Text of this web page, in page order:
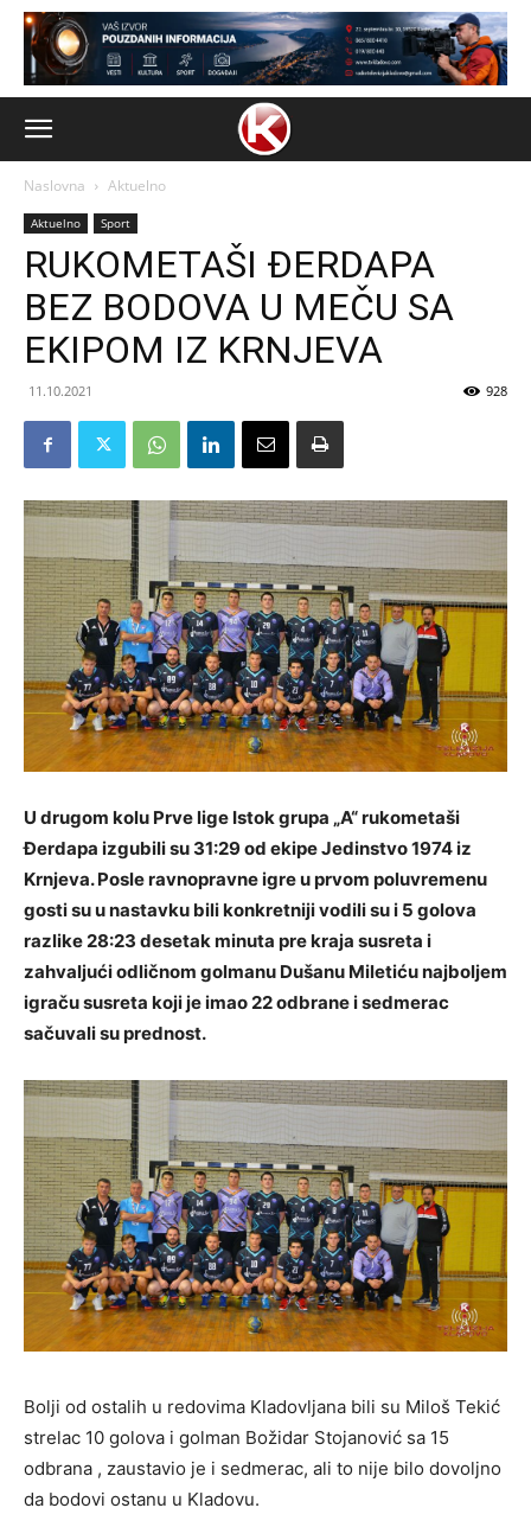
Naslovna Aktuelno
Aktuelno Sport
RUKOMETAŠI ĐERDAPA
BEZ BODOVA U MEČU SA
EKIPOM IZ KRNJEVA
11.10.2021 928
U drugom kolu Prve lige Istok grupa „A“ rukometaši
Đerdapa izgubili su 31:29 od ekipe Jedinstvo 1974 iz
Krnjeva. Posle ravnopravne igre u prvom poluvremenu
gosti su u nastavku bili konkretniji vodili su i 5 golova
razlike 28:23 desetak minuta pre kraja susreta i
zahvaljući odličnom golmanu Dušanu Miletiću najboljem
igraču susreta koji je imao 22 odbrane i sedmerac
sačuvali suprednost.
Bolji od ostalih u redovima Kladovljana bili su Miloš Tekić
strelac 10 golova i golman Božidar Stojanović sa 15
odbrana , zaustavio je i sedmerac, ali to nije bilo dovoljno
da bodovi ostanu u Kladovu.